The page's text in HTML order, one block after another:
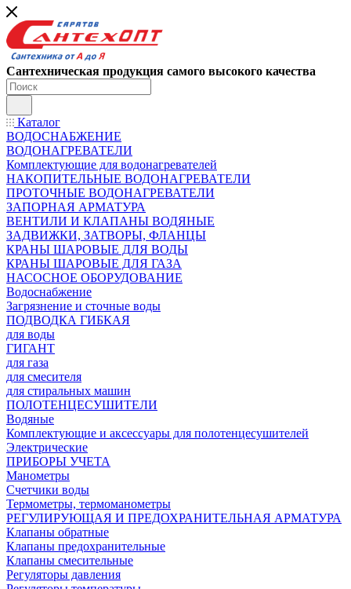
Сантехническая продукция самого высокого качества
Каталог
ВОДОСНАБЖЕНИЕ
ВОДОНАГРЕВАТЕЛИ
Комплектующие для водонагревателей
НАКОПИТЕЛЬНЫЕ ВОДОНАГРЕВАТЕЛИ
ПРОТОЧНЫЕ ВОДОНАГРЕВАТЕЛИ
ЗАПОРНАЯ АРМАТУРА
ВЕНТИЛИ И КЛАПАНЫ ВОДЯНЫЕ
ЗАДВИЖКИ, ЗАТВОРЫ, ФЛАНЦЫ
КРАНЫ ШАРОВЫЕ ДЛЯ ВОДЫ
КРАНЫ ШАРОВЫЕ ДЛЯ ГАЗА
НАСОСНОЕ ОБОРУДОВАНИЕ
Водоснабжение
Загрязнение и сточные воды
ПОДВОДКА ГИБКАЯ
для воды
ГИГАНТ
для газа
для смесителя
для стиральных машин
ПОЛОТЕНЦЕСУШИТЕЛИ
Водяные
Комплектующие и аксессуары для полотенцесушителей
Электрические
ПРИБОРЫ УЧЕТА
Манометры
Счетчики воды
Термометры, термоманометры
РЕГУЛИРУЮЩАЯ И ПРЕДОХРАНИТЕЛЬНАЯ АРМАТУРА
Клапаны обратные
Клапаны предохранительные
Клапаны смесительные
Регуляторы давления